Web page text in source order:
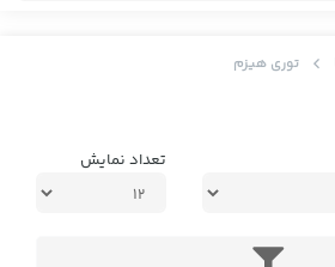
توری هیزم
تعداد نمایش